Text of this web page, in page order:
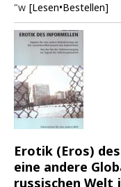
"w [Lesen•Bestellen]
Erotik (Eros)
eine andere
russischen Welt